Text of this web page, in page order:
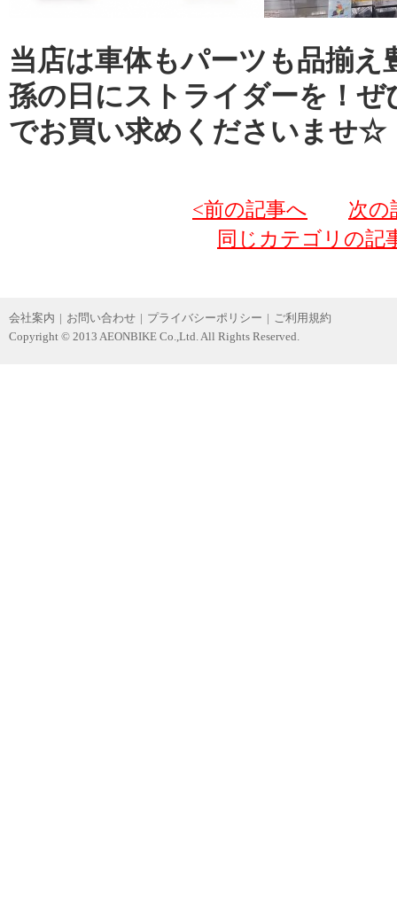
当店は車体もパーツも品揃え
孫の日にストライダーを！
でお買い求めくださいませ☆
<前の記事へ
次の
同じカテゴリの記
会社案内 | お問い合わせ | プライバシーポリシー | ご利用規約
Copyright © 2013 AEONBIKE Co.,Ltd. All Rights Reserved.